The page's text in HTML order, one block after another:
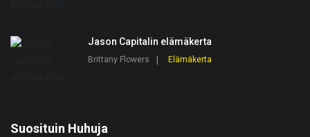
Jason Capitalin elämäkerta
Brittany Flowers Elämäkerta
Suosituin Huhuja